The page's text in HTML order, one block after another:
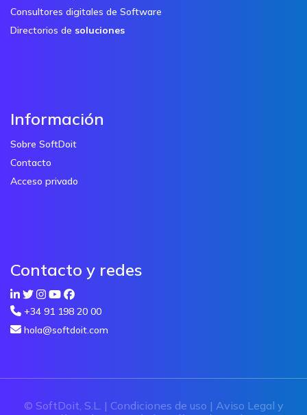
Consultores digitales de Software
Directorios de soluciones
Información
Sobre SoftDoit
Contacto
Acceso privado
Contacto y redes
+34 91 198 20 00
hola@softdoit.com
© SoftDoit, S.L. | Condiciones de uso | Aviso Legal y